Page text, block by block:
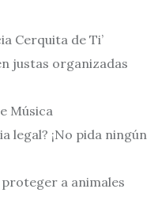
Cerquita de Ti’
justas organizadas
Música
legal? ¡No pida ningún
proteger a animales